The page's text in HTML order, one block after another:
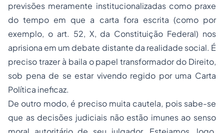
previsões meramente institucionalizadas como praxe
do tempo em que a carta fora escrita (como por
exemplo, o art. 52, X, da Constituição Federal) nos
aprisiona em um debate distante da realidade social. É
preciso trazer à baila o papel transformador do Direito,
sob pena de se estar vivendo regido por uma Carta
Política ineficaz.
De outro modo, é preciso muita cautela, pois sabe-se
que as decisões judiciais não estão imunes ao senso